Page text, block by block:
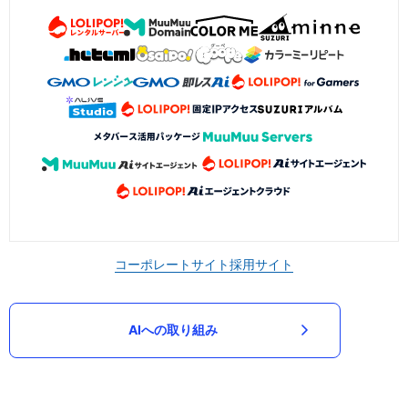
コーポレートサイト採用サイト
AIへの取り組み